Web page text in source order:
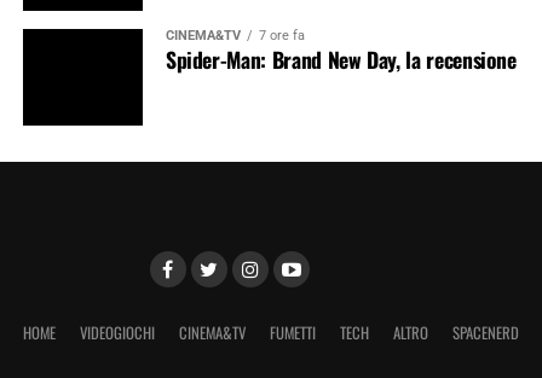
CINEMA&TV 7 ore fa
Spider-Man: Brand New Day, la recensione
HOME VIDEOGIOCHI CINEMA&TV FUMETTI TECH ALTRO SPACENERD